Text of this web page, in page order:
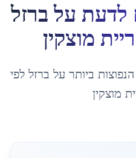
לדעת על ברזל
מוצקין
ביותר על ברזל לפי
מוצקין